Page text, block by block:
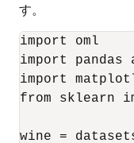
す。
import oml
import pandas
import
from sklearn
wine =